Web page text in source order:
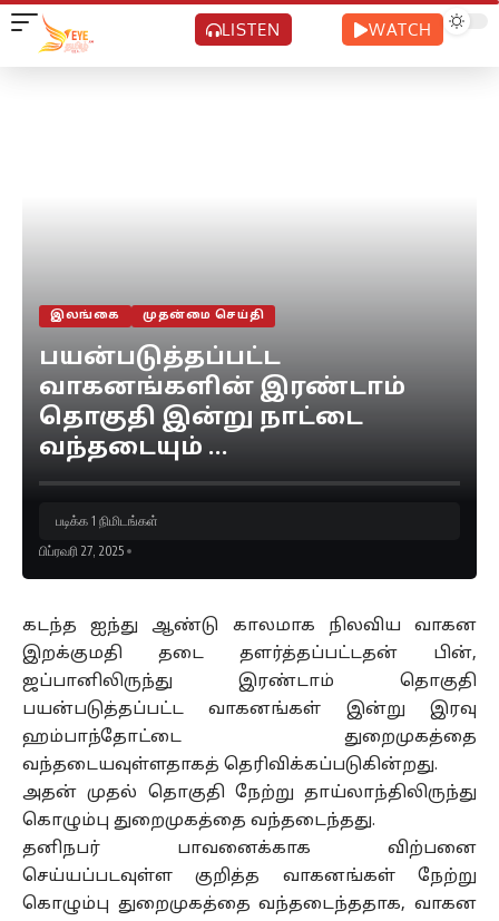
LISTEN WATCH
இலங்கை முதன்மை செய்தி
பயன்படுத்தப்பட்ட
வாகனங்களின் இரண்டாம்
தொகுதி இன்று நாட்டை
வந்தடையும் …
பிப்ரவரி 27, 2025
படிக்க 1 நிமிடங்கள்
கடந்த ஐந்து ஆண்டு காலமாக நிலவிய வாகன
இறக்குமதி தடை தளர்த்தப்பட்டதன் பின்,
ஜப்பானிலிருந்து இரண்டாம் தொகுதி
பயன்படுத்தப்பட்ட வாகனங்கள் இன்று இரவு
ஹம்பாந்தோட்டை துறைமுகத்தை
வந்தடையவுள்ளதாகத் தெரிவிக்கப்படுகின்றது.
அதன் முதல் தொகுதி நேற்று தாய்லாந்திலிருந்து
கொழும்பு துறைமுகத்தை வந்தடைந்தது.
தனிநபர் பாவனைக்காக விற்பனை
செய்யப்படவுள்ள குறித்த வாகனங்கள் நேற்று
கொழும்பு துறைமுகத்தை வந்தடைந்ததாக, வாகன